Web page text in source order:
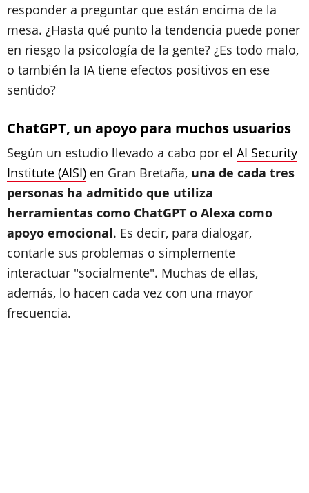
responder a preguntar que están encima de la
mesa. ¿Hasta qué punto la tendencia puede poner
en riesgo la psicología de la gente? ¿Es todo malo,
o también la IA tiene efectos positivos en ese
sentido?
ChatGPT, un apoyo para muchos usuarios
Según un estudio llevado a cabo por el AI Security
Institute (AISI) en Gran Bretaña, una de cada tres
personas ha admitido que utiliza
herramientas como ChatGPT o Alexa como
apoyo emocional. Es decir, para dialogar,
contarle sus problemas o simplemente
interactuar "socialmente". Muchas de ellas,
además, lo hacen cada vez con una mayor
frecuencia.